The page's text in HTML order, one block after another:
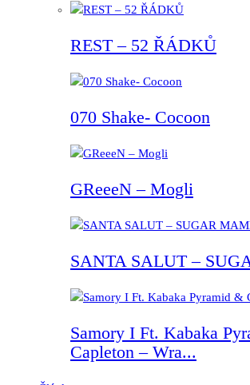
REST – 52 ŘÁDKŮ
070 Shake- Cocoon
GReeeN – Mogli
SANTA SALUT –
Samory I Ft. Kabaka
Capleton – Wra...